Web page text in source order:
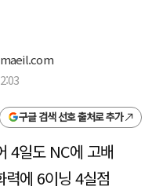
구글 검색 선호 출처로 추가
4일도 NC에 고배
력에 6이닝 4실점